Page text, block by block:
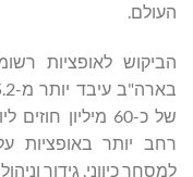
העולם.
הביקוש לאופציות
של כ-60 מיליון
רחב יותר באופציות
למסחר כיווני, גידור וניהול